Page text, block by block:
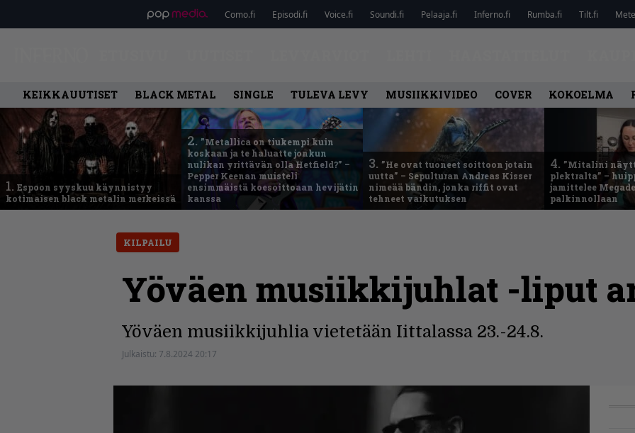
Como.fi Episodi.fi Voice.fi Soundi.fi Pelaaja.fi Inferno.fi Rumba.fi Tilt.fi
KEIKKAUUTISET BLACK METAL SINGLE TULEVA LEVY MUSIIKKIVIDEO COVER KOKOELMA
1. Espoon syyskuu käynnistyy
kotimaisen black metalin merkeissä
2. ”Metallica on tiukempi kuin
koskaan ja te haluatte jonkun
nulikan yrittävän olla Hetfield?” –
Pepper Keenan muisteli
ensimmäistä koesoittoaan hevijätin
kanssa
3. ”He ovat tuoneet soittoon jotain
uutta” – Sepulturan Andreas Kisser
nimeää bändin, jonka riffit ovat
tehneet vaikutuksen
4. ”Mitalini
plektralta” –
jamittelee
palkinnollaan
KILPAILU
Yöväen musiikkijuhlat -liput
Yöväen musiikkijuhlia vietetään Iittalassa 23.-24.8.
Julkaistu: 7.8.2024 20:17